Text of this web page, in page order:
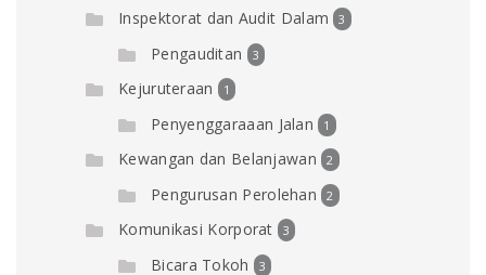
Inspektorat dan Audit Dalam 3
Pengauditan 3
Kejuruteraan 1
Penyenggaraaan Jalan 1
Kewangan dan Belanjawan 2
Pengurusan Perolehan 2
Komunikasi Korporat 3
Bicara Tokoh 3